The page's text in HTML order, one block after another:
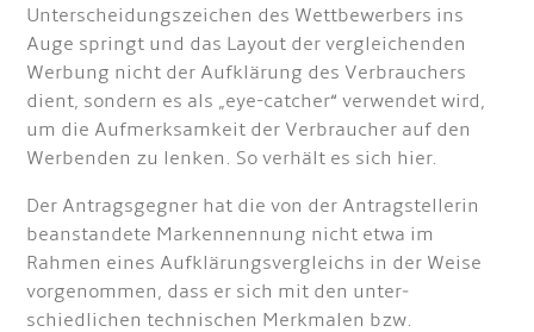
Unterscheidungszeichen des Wettbewerbers ins
Auge springt und das Layout der vergleichenden
Werbung nicht der Aufklärung des Verbrauchers
dient, sondern es als „eye-catcher“ verwendet wird,
um die Aufmerksamkeit der Verbraucher auf den
Werbenden zu lenken. So verhält es sich hier.
Der Antragsgegner hat die von der Antragstellerin
beanstandete Markennennung nicht etwa im
Rahmen eines Aufklärungsvergleichs in der Weise
vorgenommen, dass er sich mit den unter­
schiedlichen technischen Merkmalen bzw.